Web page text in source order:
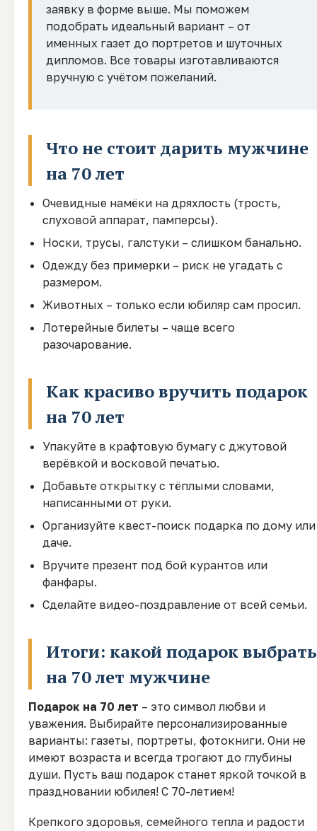
заявку в форме выше. Мы поможем
подобрать идеальный вариант – от
именных газет до портретов и шуточных
дипломов. Все товары изготавливаются
вручную с учётом пожеланий.
Что не стоит дарить мужчине
на 70 лет
Очевидные намёки на дряхлость (трость,
слуховой аппарат, памперсы).
Носки, трусы, галстуки – слишком банально.
Одежду без примерки – риск не угадать с
размером.
Животных – только если юбиляр сам просил.
Лотерейные билеты – чаще всего
разочарование.
Как красиво вручить подарок
на 70 лет
Упакуйте в крафтовую бумагу с джутовой
верёвкой и восковой печатью.
Добавьте открытку с тёплыми словами,
написанными от руки.
Организуйте квест-поиск подарка по дому или
даче.
Вручите презент под бой курантов или
фанфары.
Сделайте видео-поздравление от всей семьи.
Итоги: какой подарок выбрать
на 70 лет мужчине
Подарок на 70 лет – это символ любви и
уважения. Выбирайте персонализированные
варианты: газеты, портреты, фотокниги. Они не
имеют возраста и всегда трогают до глубины
души. Пусть ваш подарок станет яркой точкой в
праздновании юбилея! С 70-летием!
Крепкого здоровья, семейного тепла и радости